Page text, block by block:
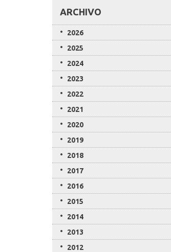
ARCHIVO
2026
2025
2024
2023
2022
2021
2020
2019
2018
2017
2016
2015
2014
2013
2012